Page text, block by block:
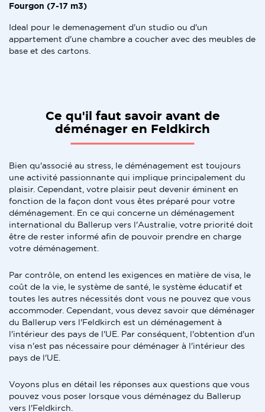
Fourgon (7-17 m3)
Ideal pour le demenagement d'un studio ou d'un
appartement d'une chambre a coucher avec des meubles de
base et des cartons.
Ce qu'il faut savoir avant de
déménager en Feldkirch
Bien qu'associé au stress, le déménagement est toujours
une activité passionnante qui implique principalement du
plaisir. Cependant, votre plaisir peut devenir éminent en
fonction de la façon dont vous êtes préparé pour votre
déménagement. En ce qui concerne un déménagement
international du Ballerup vers l'Australie, votre priorité doit
être de rester informé afin de pouvoir prendre en charge
votre déménagement.
Par contrôle, on entend les exigences en matière de visa, le
coût de la vie, le système de santé, le système éducatif et
toutes les autres nécessités dont vous ne pouvez que vous
accommoder. Cependant, vous devez savoir que déménager
du Ballerup vers l'Feldkirch est un déménagement à
l'intérieur des pays de l'UE. Par conséquent, l'obtention d'un
visa n'est pas nécessaire pour déménager à l'intérieur des
pays de l'UE.
Voyons plus en détail les réponses aux questions que vous
pouvez vous poser lorsque vous déménagez du Ballerup
vers l'Feldkirch.